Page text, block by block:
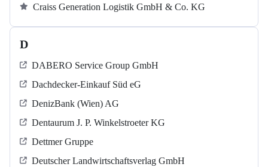
Craiss Generation Logistik GmbH & Co. KG
D
DABERO Service Group GmbH
Dachdecker-Einkauf Süd eG
DenizBank (Wien) AG
Dentaurum J. P. Winkelstroeter KG
Dettmer Gruppe
Deutscher Landwirtschaftsverlag GmbH